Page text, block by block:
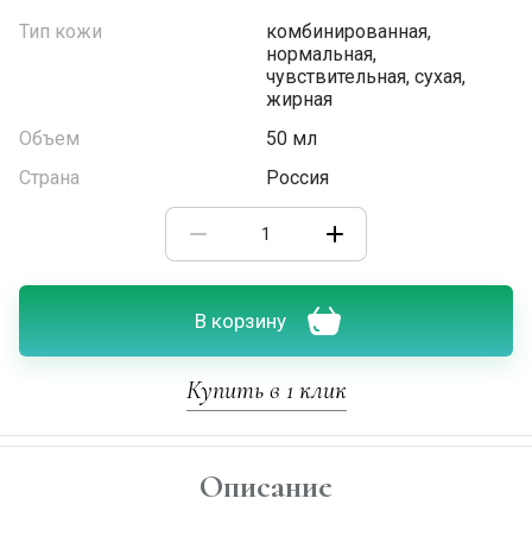
Тип кожи
комбинированная,
нормальная,
чувствительная, сухая,
жирная
Объем
50 мл
Страна
Россия
В корзину
Купить в 1 клик
Описание